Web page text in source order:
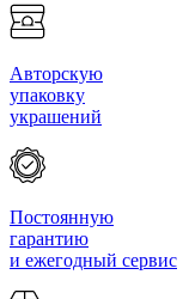
Авторскую
упаковку
украшений
Постоянную
гарантию
и ежегодный сервис